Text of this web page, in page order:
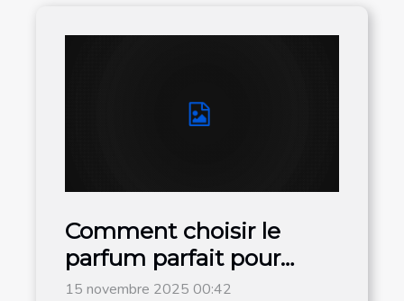
Comment choisir le
parfum parfait pour
votre style personnel ?
15 novembre 2025 00:42